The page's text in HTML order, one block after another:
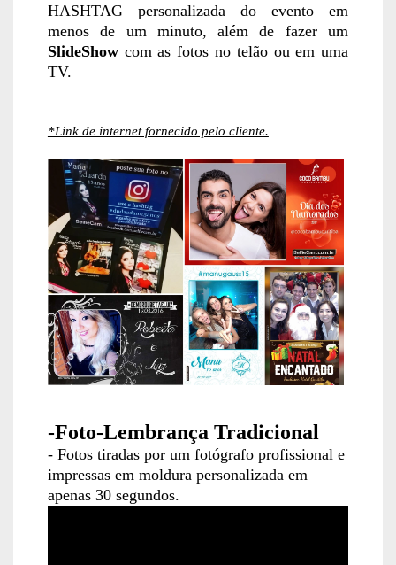
HASHTAG personalizada do evento em
menos de um minuto, além de fazer um
SlideShowcom as fotos no telão ou em uma
TV.
*Link de internet fornecido pelo cliente.
-Foto-Lembrança Tradicional
- Fotos tiradas por um fotógrafo profissional e
impressas em moldura personalizada em
apenas 30 segundos.